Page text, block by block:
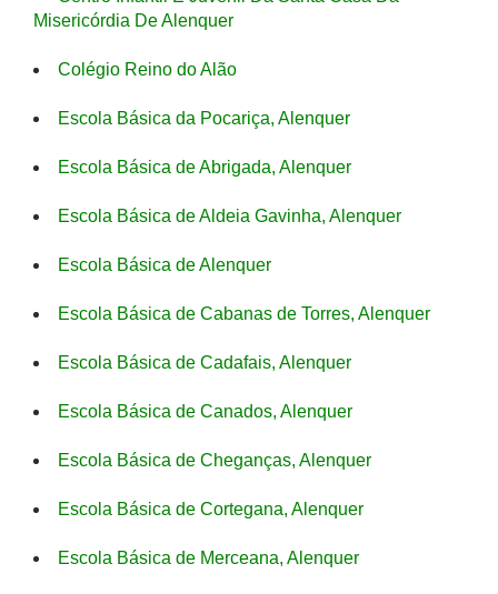
Misericórdia De Alenquer
Colégio Reino do Alão
Escola Básica da Pocariça, Alenquer
Escola Básica de Abrigada, Alenquer
Escola Básica de Aldeia Gavinha, Alenquer
Escola Básica de Alenquer
Escola Básica de Cabanas de Torres, Alenquer
Escola Básica de Cadafais, Alenquer
Escola Básica de Canados, Alenquer
Escola Básica de Cheganças, Alenquer
Escola Básica de Cortegana, Alenquer
Escola Básica de Merceana, Alenquer